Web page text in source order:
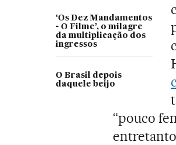
‘Os Dez Mandamentos
- O Filme’, o milagre
da multiplicação dos
ingressos
O Brasil depois
daquele beijo
“pouco